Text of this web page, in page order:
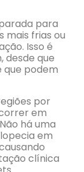
para
mais frias ou
Isso é
desde que
que podem
por
em
há uma
em
clínica